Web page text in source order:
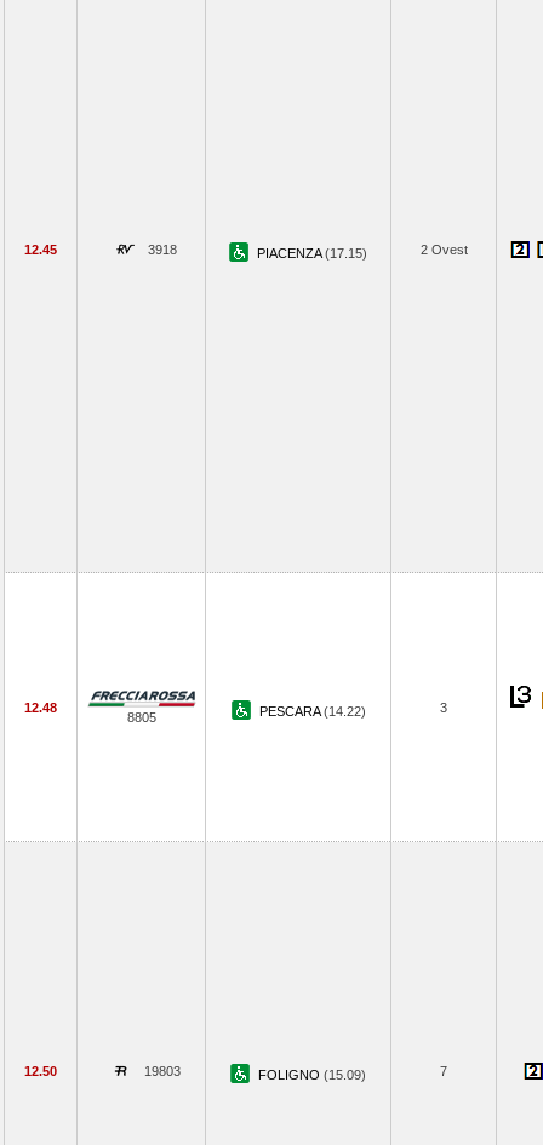
12.45 3918 PIACENZA(17.15) 2 Ovest
12.48
8805 PESCARA(14.22) 3
12.50 19803 FOLIGNO (15.09) 7